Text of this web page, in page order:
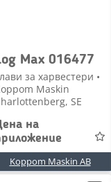
Max 016477
за харвестери •
Maskin
SE
на
Koppom Maskin AB